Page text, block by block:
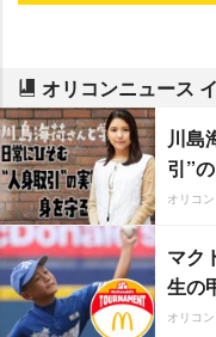
オリコンニュース
川島
引”
オリコ
マク
生の
オリコ